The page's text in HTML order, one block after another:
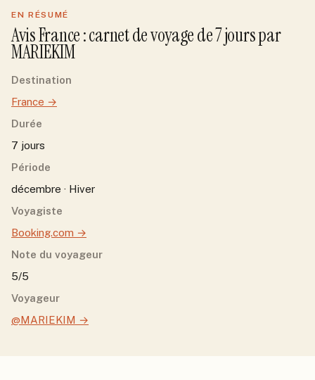
EN RÉSUMÉ
AvisFrance: carnet de voyage de7jourspar
MARIEKIM
Destination
France →
Durée
7 jours
Période
décembre · Hiver
Voyagiste
Booking.com →
Note du voyageur
5/5
Voyageur
@MARIEKIM →